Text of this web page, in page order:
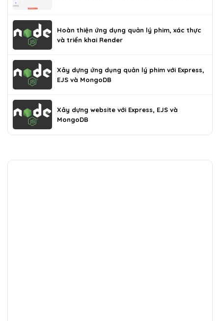
Hoàn thiện ứng dụng quản lý phim, xác thực
và triển khai Render
Xây dựng ứng dụng quản lý phim với Express,
EJS và MongoDB
Xây dựng website với Express, EJS và
MongoDB